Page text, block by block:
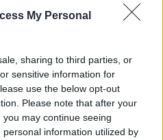
My Personal
sharing to third parties, or
sensitive information for
use the below opt-out
Please note that after your
may continue seeing
information utilized by
de eléri, hogy
sokkal újabb
tanárnő
tűz ütött ki,
A szakértői